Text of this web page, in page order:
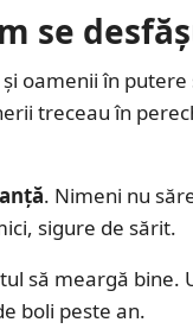
se
oamenii în
treceau în
. Nimeni nu
sigure de sărit.
să meargă bine.
boli peste an.